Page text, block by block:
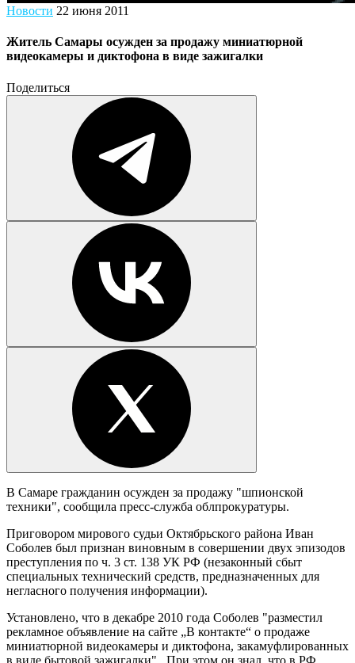
Новости 22 июня 2011
Житель Самары осужден за продажу миниатюрной
видеокамеры и диктофона в виде зажигалки
Поделиться
В Самаре гражданин осужден за продажу "шпионской
техники", сообщила пресс-служба облпрокуратуры.
Приговором мирового судьи Октябрьского района Иван
Соболев был признан виновным в совершении двух эпизодов
преступления по ч. 3 ст. 138 УК РФ (незаконный сбыт
специальных технический средств, предназначенных для
негласного получения информации).
Установлено, что в декабре 2010 года Соболев "разместил
рекламное объявление на сайте „В контакте“ о продаже
миниатюрной видеокамеры и диктофона, закамуфлированных
в виде бытовой зажигалки". При этом он знал, что в РФ